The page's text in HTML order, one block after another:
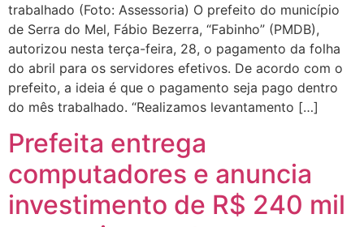
trabalhado (Foto: Assessoria) O prefeito do município
de Serra do Mel, Fábio Bezerra, “Fabinho” (PMDB),
autorizou nesta terça-feira, 28, o pagamento da folha
do abril para os servidores efetivos. De acordo com o
prefeito, a ideia é que o pagamento seja pago dentro
do mês trabalhado. “Realizamos levantamento […]
Prefeita entrega
computadores e anuncia
investimento de R$ 240 mil